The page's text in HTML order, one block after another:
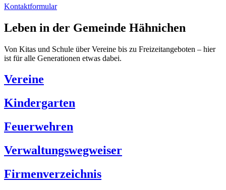
Kontaktformular
Leben in der Gemeinde Hähnichen
Von Kitas und Schule über Vereine bis zu Freizeitangeboten – hier
ist für alle Generationen etwas dabei.
Vereine
Kindergarten
Feuerwehren
Verwaltungswegweiser
Firmenverzeichnis